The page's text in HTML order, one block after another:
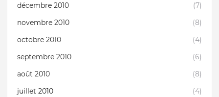
décembre 2010
(7)
novembre 2010
(8)
octobre 2010
(4)
septembre 2010
(6)
août 2010
(8)
juillet 2010
(4)